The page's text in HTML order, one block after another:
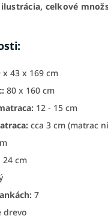
celkové
x 43 x 169 cm
80 x 160 cm
12 - 15 cm
cca 3 cm (matrac
24 cm
7
drevo